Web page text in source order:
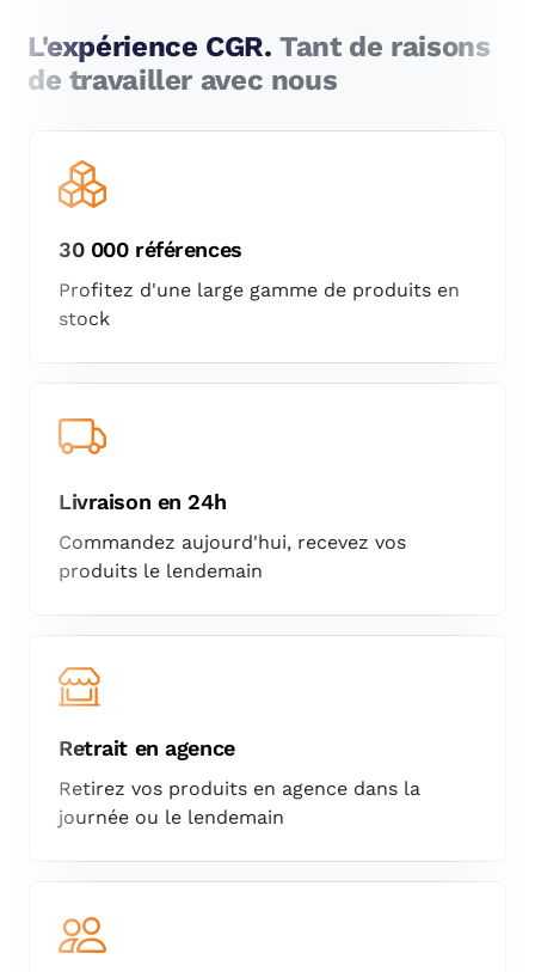
L'expérience CGR.Tant de raisons
de travailler avec nous
30 000 références
Profitez d'une large gamme de produits en
stock
Livraison en 24h
Commandez aujourd'hui, recevez vos
produits le lendemain
Retrait en agence
Retirez vos produits en agence dans la
journée ou le lendemain